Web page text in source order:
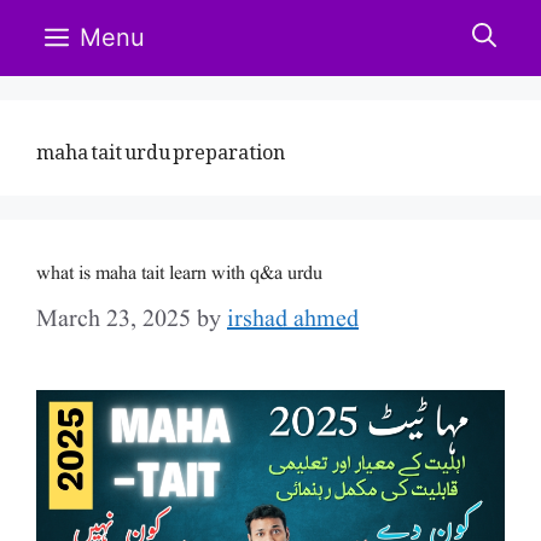
Menu
maha tait urdu preparation
what is maha tait learn with q&a urdu
March 23, 2025 byirshad ahmed